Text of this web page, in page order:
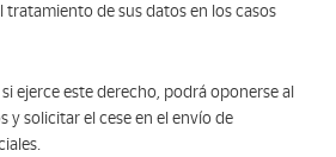
de sus datos en los casos
ejerce este derecho, podrá oponerse al
y solicitar el cese en el envío de